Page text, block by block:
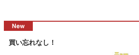
買い忘れなし！